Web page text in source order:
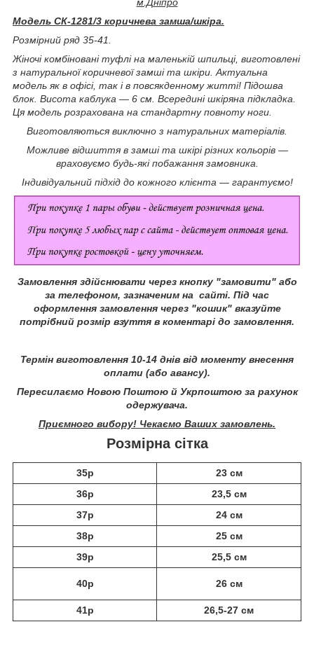
Модель СК-1281/3 коричнева замша/шкіра.
Розмірний ряд 35-41.
Жіночі комбіновані туфлі на маленькій шпильці, виготовлені
з натуральної коричневої замші та шкіри. Актуальна
модель як в офісі, так і в повсякденному житті! Підошва
блок. Висота каблука — 6 см. Всередині шкіряна підкладка.
Ця модель розрахована на стандартну повноту ноги.
Виготовляються виключно з натуральних матеріалів.
Можливе відшиття в замші та шкірі різних кольорів —
враховуємо будь-які побажання замовника.
Індивідуальний підхід до кожного клієнта — гарантуємо!
Замовлення здійснювати через кнопку "замовити" або
за телефоном, зазначеним на сайті. Під час
оформлення замовлення через "кошик" вказуйте
потрібний розмір взуття в коментарі до замовлення.
Термін виготовлення 10-14 днів від моменту внесення
оплати (або авансу).
Пересилаємо Новою Поштою й Укрпоштою за рахунок
одержувача.
Приємного вибору! Чекаємо Ваших замовлень.
Розмірна сітка
35р
23 см
36р
23,5 см
37р
24 см
38р
25 см
39р
25,5 см
40р 26 см
41р 26,5-27 см